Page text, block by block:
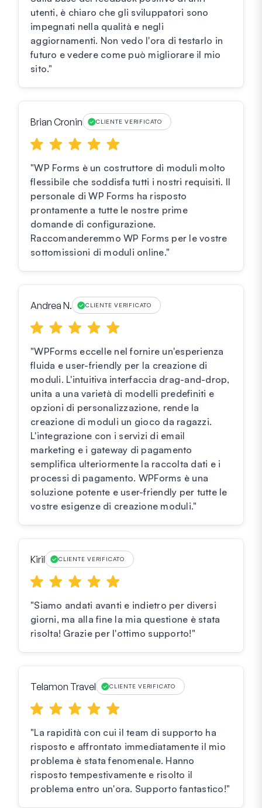
utenti, è chiaro che gli sviluppatori sono
impegnati nella qualità e negli
aggiornamenti. Non vedo l'ora di testarlo in
futuro e vedere come può migliorare il mio
sito."
Brian Cronin CLIENTE VERIFICATO
"WP Forms è un costruttore di moduli molto
flessibile che soddisfa tutti i nostri requisiti. Il
personale di WP Forms ha risposto
prontamente a tutte le nostre prime
domande di configurazione.
Raccomanderemmo WP Forms per le vostre
sottomissioni di moduli online."
Andrea N. CLIENTE VERIFICATO
"WPForms eccelle nel fornire un'esperienza
fluida e user-friendly per la creazione di
moduli. L'intuitiva interfaccia drag-and-drop,
unita a una varietà di modelli predefiniti e
opzioni di personalizzazione, rende la
creazione di moduli un gioco da ragazzi.
L'integrazione con i servizi di email
marketing e i gateway di pagamento
semplifica ulteriormente la raccolta dati e i
processi di pagamento. WPForms è una
soluzione potente e user-friendly per tutte le
vostre esigenze di creazione moduli."
Kiril CLIENTE VERIFICATO
"Siamo andati avanti e indietro per diversi
giorni, ma alla fine la mia questione è stata
risolta! Grazie per l'ottimo supporto!"
Telamon Travel CLIENTE VERIFICATO
"La rapidità con cui il team di supporto ha
risposto e affrontato immediatamente il mio
problema è stata fenomenale. Hanno
risposto tempestivamente e risolto il
problema entro un'ora. Supporto fantastico!"